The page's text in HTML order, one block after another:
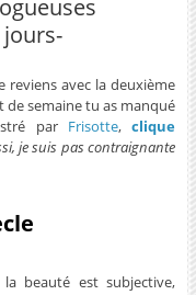
jours-
reviens avec la deuxième
de semaine tu as manqué
par Frisotte,clique
je suis pas contraignante
beauté est subjective,